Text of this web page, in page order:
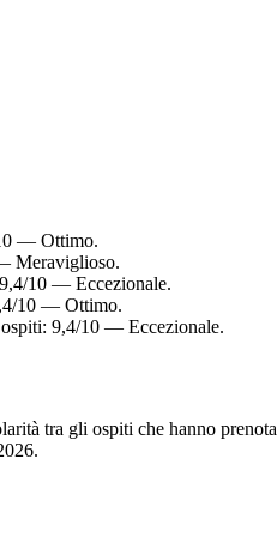
— Ottimo.
Meraviglioso.
10 — Eccezionale.
10 — Ottimo.
9,4/10 — Eccezionale.
tra gli ospiti che hanno
.